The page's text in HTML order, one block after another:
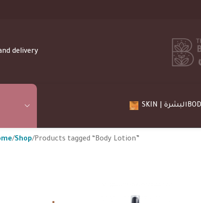
delivery
SKIN | البشرة
Shop Products tagged “Body Lotion”